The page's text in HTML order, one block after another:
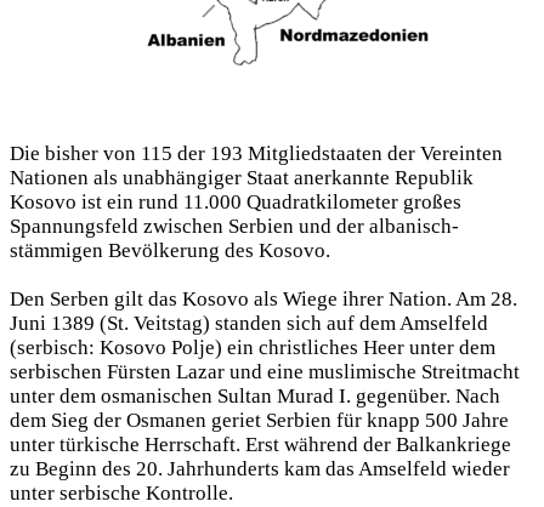
Die bisher von 115 der 193 Mitgliedstaaten der Vereinten
Nationen als unabhängiger Staat anerkannte Republik
Kosovo ist ein rund 11.000 Quadratkilometer großes
Spannungsfeld zwischen Serbien und der albanisch-
stämmigen Bevölkerung des Kosovo.
Den Serben gilt das Kosovo als Wiege ihrer Nation. Am 28.
Juni 1389 (St. Veitstag) standen sich auf dem Amselfeld
(serbisch: Kosovo Polje) ein christliches Heer unter dem
serbischen Fürsten Lazar und eine muslimische Streitmacht
unter dem osmanischen Sultan Murad I. gegenüber. Nach
dem Sieg der Osmanen geriet Serbien für knapp 500 Jahre
unter türkische Herrschaft. Erst während der Balkankriege
zu Beginn des 20. Jahrhunderts kam das Amselfeld wieder
unter serbische Kontrolle.